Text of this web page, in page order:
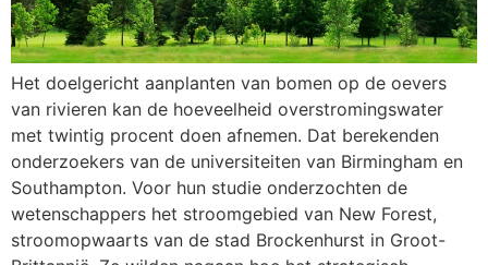
Het doelgericht aanplanten van bomen op de oevers
van rivieren kan de hoeveelheid overstromingswater
met twintig procent doen afnemen. Dat berekenden
onderzoekers van de universiteiten van Birmingham en
Southampton. Voor hun studie onderzochten de
wetenschappers het stroomgebied van New Forest,
stroomopwaarts van de stad Brockenhurst in Groot-